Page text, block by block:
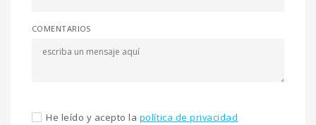
COMENTARIOS
He leído y acepto la política de privacidad